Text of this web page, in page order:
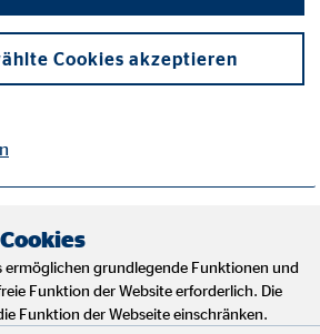
Cookies akzeptieren
ermöglichen grundlegende Funktionen und
Funktion der Website erforderlich. Die
Funktion der Webseite einschränken.